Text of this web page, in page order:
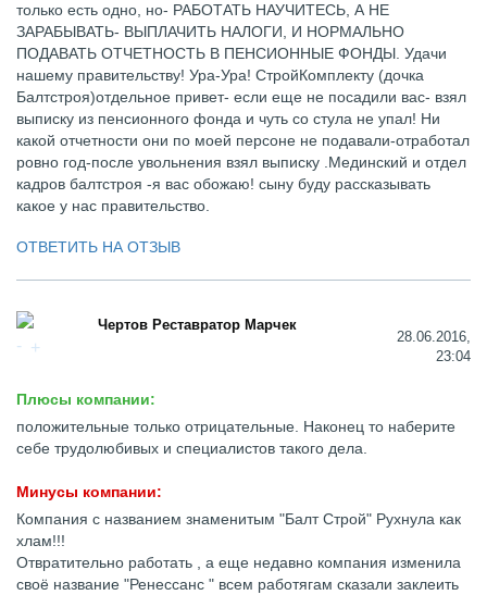
только есть одно, но- РАБОТАТЬ НАУЧИТЕСЬ, А НЕ
ЗАРАБЫВАТЬ- ВЫПЛАЧИТЬ НАЛОГИ, И НОРМАЛЬНО
ПОДАВАТЬ ОТЧЕТНОСТЬ В ПЕНСИОННЫЕ ФОНДЫ. Удачи
нашему правительству! Ура-Ура! СтройКомплекту (дочка
Балтстроя)отдельное привет- если еще не посадили вас- взял
выписку из пенсионного фонда и чуть со стула не упал! Ни
какой отчетности они по моей персоне не подавали-отработал
ровно год-после увольнения взял выписку .Мединский и отдел
кадров балтстроя -я вас обожаю! сыну буду рассказывать
какое у нас правительство.
ОТВЕТИТЬ НА ОТЗЫВ
Чертов Реставратор Марчек
28.06.2016,
23:04
Плюсы компании:
положительные только отрицательные. Наконец то наберите
себе трудолюбивых и специалистов такого дела.
Минусы компании:
Компания с названием знаменитым "Балт Строй" Рухнула как
хлам!!!
Отвратительно работать , а еще недавно компания изменила
своё название "Ренессанс " всем работягам сказали заклеить